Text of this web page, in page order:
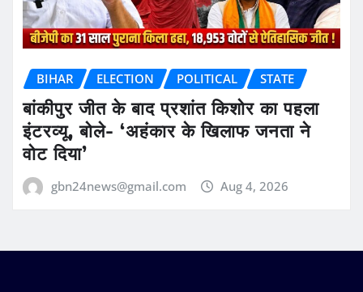
BIHAR ELECTION POLITICAL STATE
बांकीपुर जीत के बाद प्रशांत किशोर का पहला
इंटरव्यू, बोले- ‘अहंकार के खिलाफ जनता ने
वोट दिया’
gbn24news@gmail.com Aug 4, 2026